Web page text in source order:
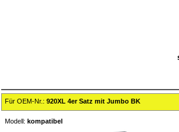
Für OEM-Nr.: 920XL 4er Satz mit Jumbo BK
Modell: kompatibel